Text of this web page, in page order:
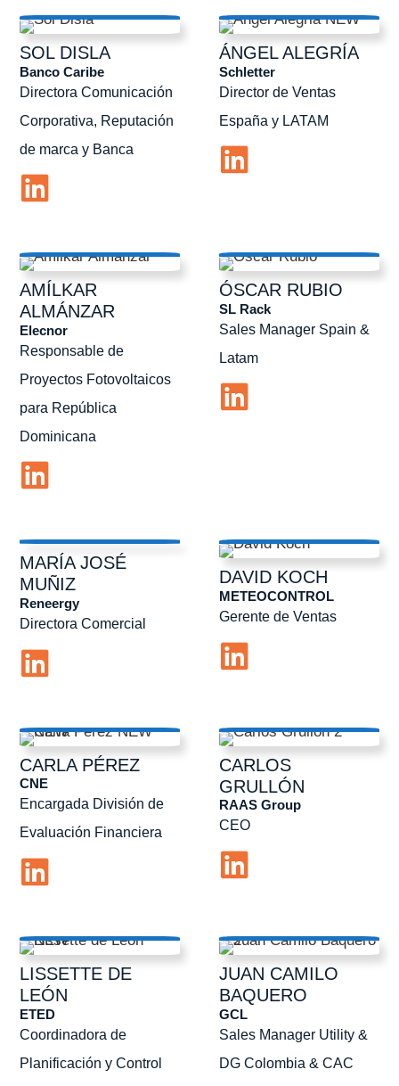
SOLDISLA
Directora Comunicación
Corporativa, Reputación
de marca y Banca
Banco Caribe
ÁNGELALEGRÍA
Director de Ventas
España y LATAM
Schletter
AMÍLKAR
ALMÁNZAR
Responsable de
Proyectos Fotovoltaicos
para República
Dominicana
Elecnor
ÓSCAR RUBIO
Sales Manager Spain &
Latam
SL Rack
MARÍA JOSÉ
MUÑIZ
Directora Comercial
Reneergy
DAVID KOCH
Gerente de Ventas
METEOCONTROL
CARLAPÉREZ
Encargada División de
Evaluación Financiera
CNE
CARLOS
GRULLÓN
CEO
RAAS Group
LISSETTE DE
LEÓN
Coordinadora de
Planificación y Control
ETED
JUAN CAMILO
BAQUERO
Sales Manager Utility &
DG Colombia & CAC
GCL